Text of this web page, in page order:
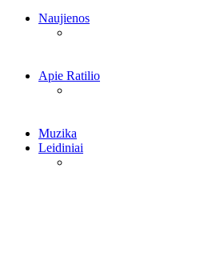
Naujienos
Apie Ratilio
Muzika
Leidiniai